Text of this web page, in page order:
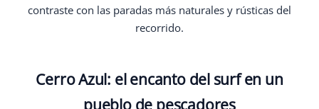
contraste con las paradas más naturales y rústicas del
recorrido.
Cerro Azul: el encanto del surf en un
pueblo de pescadores